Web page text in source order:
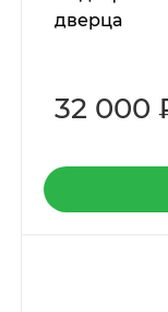
дверца
32 000